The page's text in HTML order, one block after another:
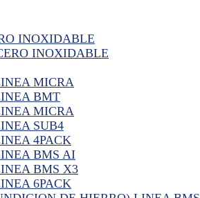
INOXIDABLE
INOXIDABLE
MICRA
BMT
MICRA
SUB4
4PACK
BMS AI
BMS X3
6PACK